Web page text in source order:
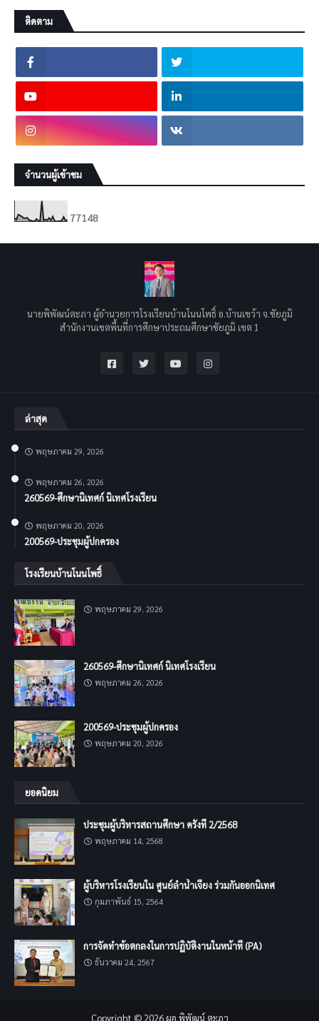
ติดตาม
จำนวนผู้เข้าชม
77148
นายพิพัฒน์ตะภา ผู้อำนวยการโรงเรียนบ้านโนนโพธิ์ อ.บ้านเขว้า จ.ชัยภูมิ
สำนักงานเขตพื้นที่การศึกษาประถมศึกษาชัยภูมิ เขต 1
ล่าสุด
พฤษภาคม 29, 2026
พฤษภาคม 26, 2026
260569-ศึกษานิเทศก์ นิเทศโรงเรียน
พฤษภาคม 20, 2026
200569-ประชุมผู้ปกครอง
โรงเรียนบ้านโนนโพธิ์
พฤษภาคม 29, 2026
260569-ศึกษานิเทศก์ นิเทศโรงเรียน
พฤษภาคม 26, 2026
200569-ประชุมผู้ปกครอง
พฤษภาคม 20, 2026
ยอดนิยม
ประชุมผู้บริหารสถานศึกษา ครั้งที่ 2/2568
พฤษภาคม 14, 2568
ผู้บริหารโรงเรียนใน ศูนย์ลำน้ำเจียง ร่วมกันออกนิเทศ
กุมภาพันธ์ 15, 2564
การจัดทำข้อตกลงในการปฏิบัติงานในหน้าที่ (PA)
ธันวาคม 24, 2567
Copyright © 2026ผอ.พิพัฒน์ ตะภา